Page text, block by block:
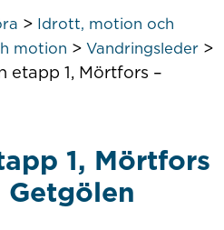
> Idrott, motion och
motion > Vandringsleder>
etapp 1, Mörtfors –
1, Mörtfors
Getgölen